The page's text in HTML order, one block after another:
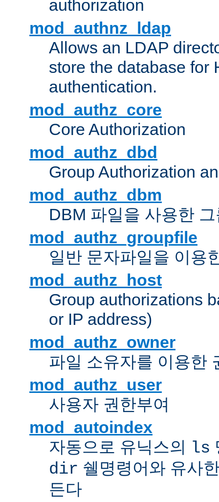
authorization
mod_authnz_ldap
Allows an LDAP
store the database for
authentication.
mod_authz_core
Core Authorization
mod_authz_dbd
Group Authorization
mod_authz_dbm
DBM 파일을 사용한
mod_authz_groupfile
일반 문자파일을 이용
mod_authz_host
Group authorizations
or IP address)
mod_authz_owner
파일 소유자를 이용한
mod_authz_user
사용자 권한부여
mod_autoindex
자동으로 유닉스의 ls
dir 쉘명령어와 유사
든다